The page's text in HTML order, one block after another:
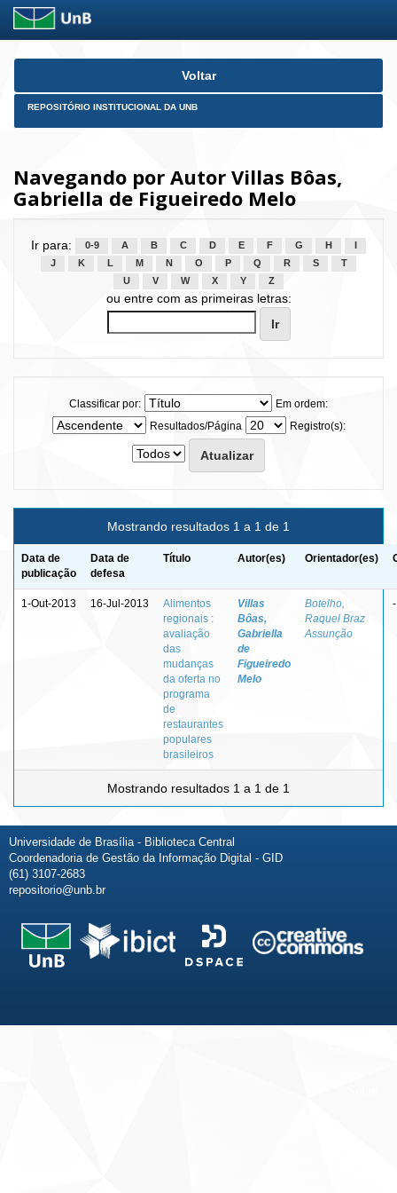
Skip
Voltar
REPOSITÓRIO INSTITUCIONAL DA UNB
Navegando por Autor Villas Bôas,
Gabriella de Figueiredo Melo
Ir para: 0-9 A B C D E F G H
J
K L M N O P Q R S
T
U
V W X Y Z
ou entre com as primeiras letras:
Classificar por:
Em ordem:
Resultados/Página
Registro(s):
Mostrando resultados 1 a 1 de 1
Data de
publicação
Data de
defesa
Título Autor(es) Orientador(es)
1-Out-2013 16-Jul-2013
Alimentos
regionais :
avaliação
das
mudanças
da oferta no
programa
de
restaurantes
populares
brasileiros
Villas
Bôas,
Gabriella
de
Figueiredo
Melo
Botelho,
Raquel Braz
Assunção
-
Mostrando resultados 1 a 1 de 1
Universidade de Brasília - Biblioteca Central
Coordenadoria de Gestão da Informação Digital - GID
(61) 3107-2683
repositorio@unb.br